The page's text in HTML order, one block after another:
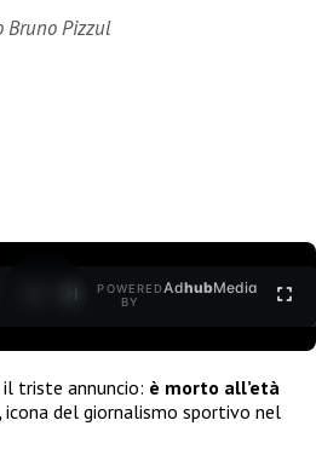
Bruno Pizzul
POWERED
BY
AdhubMedia
triste annuncio: è morto all’età
icona del giornalismo sportivo nel